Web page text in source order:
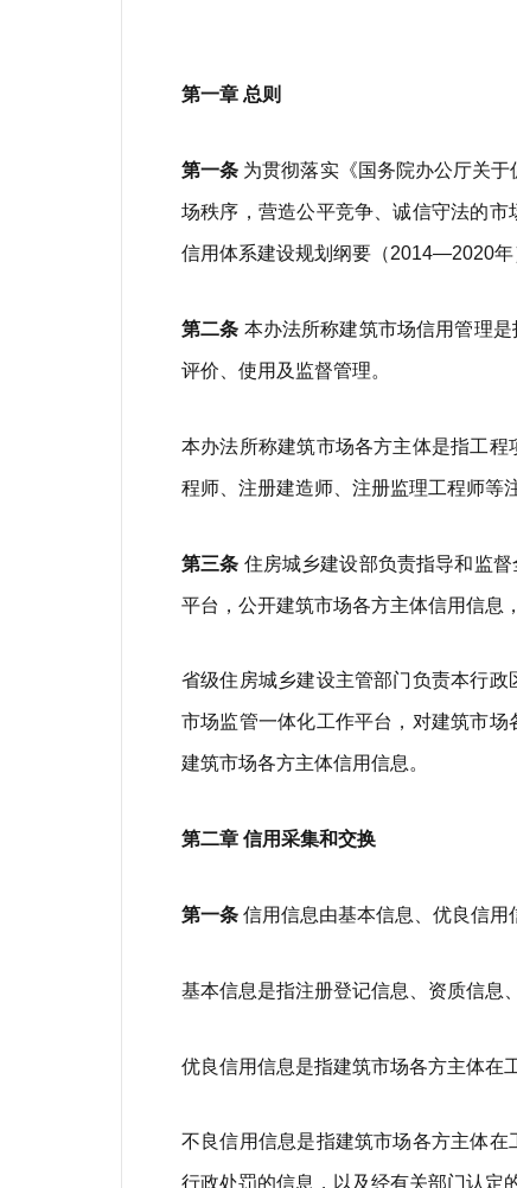
第一章 总则
第一条 为贯彻落实《国务院办公厅关
场秩序，营造公平竞争、诚信守法的
信用体系建设规划纲要（2014—2020年
第二条 本办法所称建筑市场信用管理
评价、使用及监督管理。
本办法所称建筑市场各方主体是指工
程师、注册建造师、注册监理工程师等
第三条 住房城乡建设部负责指导和监
平台，公开建筑市场各方主体信用信息
省级住房城乡建设主管部门负责本行
市场监管一体化工作平台，对建筑市
建筑市场各方主体信用信息。
第二章 信用采集和交换
第一条 信用信息由基本信息、优良信用
基本信息是指注册登记信息、资质信息
优良信用信息是指建筑市场各方主体在
不良信用信息是指建筑市场各方主体
行政处罚的信息，以及经有关部门认定